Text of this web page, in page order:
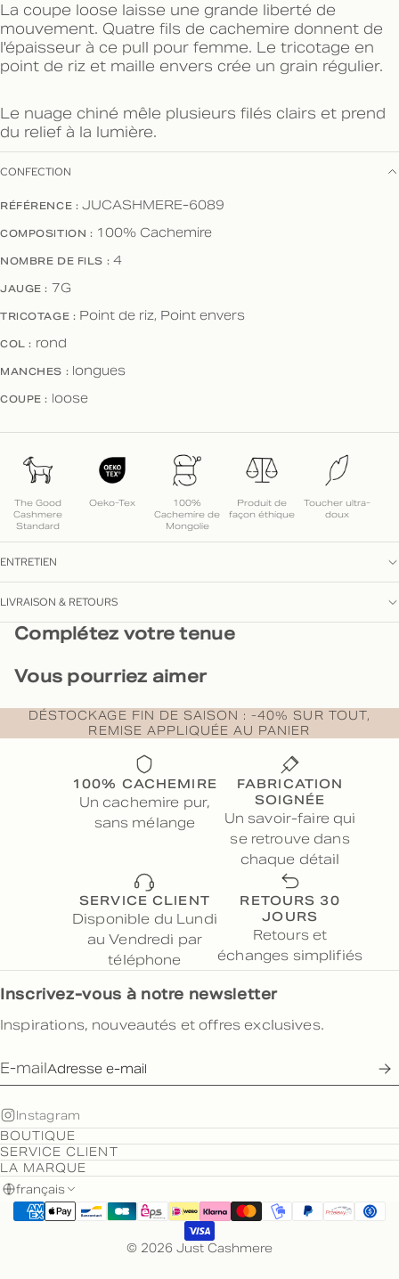
La coupe loose laisse une grande liberté de
mouvement. Quatre fils de cachemire donnent de
l'épaisseur à ce pull pour femme. Le tricotage en
point de riz et maille envers crée un grain régulier.
Le nuage chiné mêle plusieurs filés clairs et prend
du relief à la lumière.
CONFECTION
RÉFÉRENCE : JUCASHMERE-6089
COMPOSITION : 100% Cachemire
NOMBRE DE FILS : 4
JAUGE : 7G
TRICOTAGE : Point de riz, Point envers
COL : rond
MANCHES : longues
COUPE : loose
The Good
Cashmere
Standard
Oeko-Tex
100%
Cachemire de
Mongolie
Produit de
façon éthique
Toucher ultra-
doux
ENTRETIEN
LIVRAISON & RETOURS
Complétez votre tenue
Vous pourriez aimer
DÉSTOCKAGE FIN DE SAISON : -40% SUR TOUT,
REMISE APPLIQUÉE AU PANIER
100% CACHEMIRE
Un cachemire pur,
sans mélange
FABRICATION
SOIGNÉE
Un savoir-faire qui
se retrouve dans
chaque détail
SERVICE CLIENT
Disponible du Lundi
au Vendredi par
téléphone
RETOURS 30
JOURS
Retours et
échanges simplifiés
Inscrivez-vous à notre newsletter
Inspirations, nouveautés et offres exclusives.
E-mail
Instagram
BOUTIQUE
SERVICE CLIENT
LA MARQUE
français
© 2026 Just Cashmere